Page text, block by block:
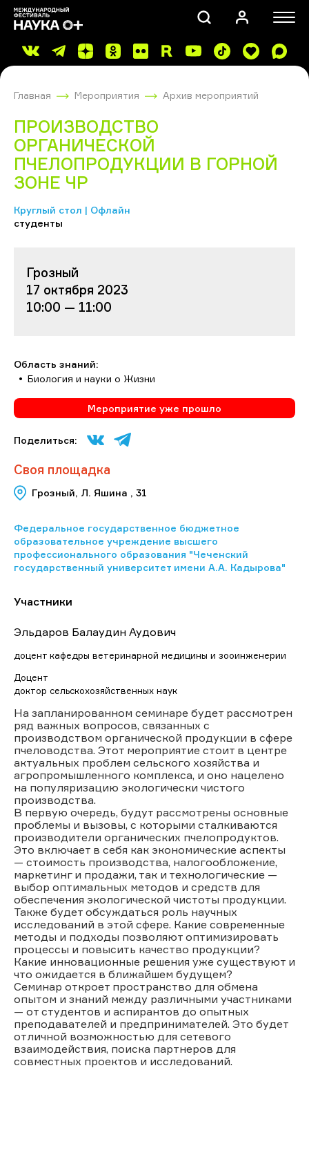
Главная Мероприятия Архив мероприятий
ПРОИЗВОДСТВО
ОРГАНИЧЕСКОЙ
ПЧЕЛОПРОДУКЦИИ В ГОРНОЙ
ЗОНЕ ЧР
Круглый стол | Офлайн
студенты
Грозный
17 октября 2023
10:00 — 11:00
Область знаний:
Биология и науки о Жизни
Мероприятие уже прошло
Поделиться:
Своя площадка
Грозный, Л. Яшина , 31
Федеральное государственное бюджетное
образовательное учреждение высшего
профессионального образования "Чеченский
государственный университет имени А.А. Кадырова"
Участники
Эльдаров Балаудин Аудович
доцент кафедры ветеринарной медицины и зооинженерии
Доцент
доктор сельскохозяйственных наук
На запланированном семинаре будет рассмотрен
ряд важных вопросов, связанных с
производством органической продукции в сфере
пчеловодства. Этот мероприятие стоит в центре
актуальных проблем сельского хозяйства и
агропромышленного комплекса, и оно нацелено
на популяризацию экологически чистого
производства.
В первую очередь, будут рассмотрены основные
проблемы и вызовы, с которыми сталкиваются
производители органических пчелопродуктов.
Это включает в себя как экономические аспекты
— стоимость производства, налогообложение,
маркетинг и продажи, так и технологические —
выбор оптимальных методов и средств для
обеспечения экологической чистоты продукции.
Также будет обсуждаться роль научных
исследований в этой сфере. Какие современные
методы и подходы позволяют оптимизировать
процессы и повысить качество продукции?
Какие инновационные решения уже существуют и
что ожидается в ближайшем будущем?
Семинар откроет пространство для обмена
опытом и знаний между различными участниками
— от студентов и аспирантов до опытных
преподавателей и предпринимателей. Это будет
отличной возможностью для сетевого
взаимодействия, поиска партнеров для
совместных проектов и исследований.